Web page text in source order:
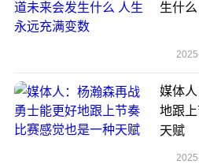
生什
媒体
地跟
天赋